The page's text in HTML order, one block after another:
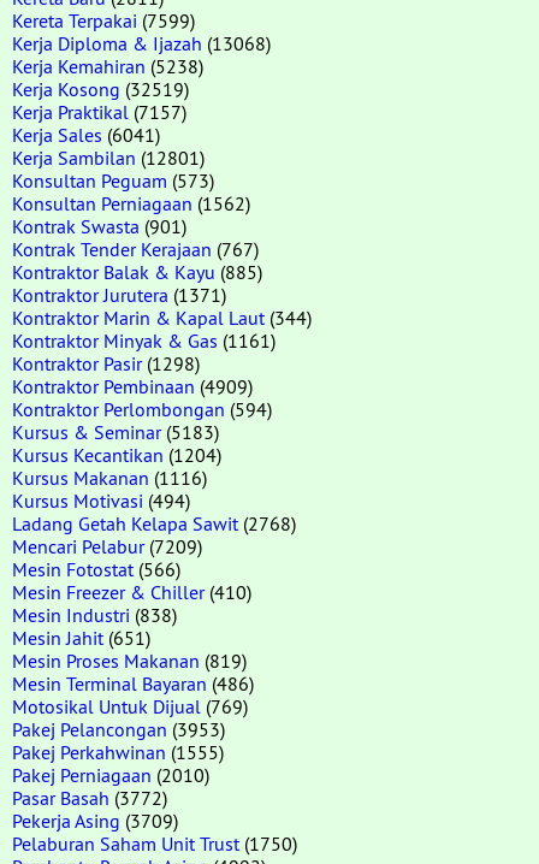
Kereta Terpakai (7599)
Kerja Diploma & Ijazah (13068)
Kerja Kemahiran (5238)
Kerja Kosong (32519)
Kerja Praktikal (7157)
Kerja Sales (6041)
Kerja Sambilan (12801)
Konsultan Peguam (573)
Konsultan Perniagaan (1562)
Kontrak Swasta (901)
Kontrak Tender Kerajaan (767)
Kontraktor Balak & Kayu (885)
Kontraktor Jurutera (1371)
Kontraktor Marin & Kapal Laut (344)
Kontraktor Minyak & Gas (1161)
Kontraktor Pasir(1298)
Kontraktor Pembinaan (4909)
Kontraktor Perlombongan (594)
Kursus & Seminar(5183)
Kursus Kecantikan (1204)
Kursus Makanan (1116)
Kursus Motivasi (494)
Ladang Getah Kelapa Sawit (2768)
Mencari Pelabur(7209)
Mesin Fotostat (566)
Mesin Freezer & Chiller(410)
Mesin Industri (838)
Mesin Jahit (651)
Mesin Proses Makanan (819)
Mesin Terminal Bayaran (486)
Motosikal Untuk Dijual (769)
Pakej Pelancongan (3953)
Pakej Perkahwinan (1555)
Pakej Perniagaan (2010)
Pasar Basah (3772)
Pekerja Asing (3709)
Pelaburan Saham Unit Trust (1750)